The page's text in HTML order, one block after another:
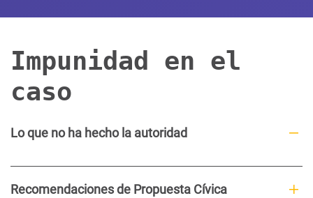
Impunidad en el
caso
Lo que no ha hecho la autoridad
Recomendaciones de Propuesta Cívica